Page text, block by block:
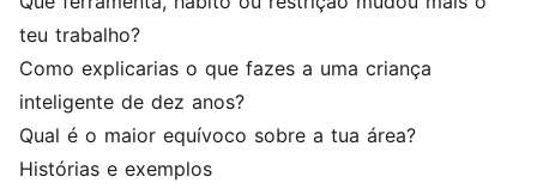
teu trabalho?
Como explicarias o que fazes a uma criança
inteligente de dez anos?
Qual é o maior equívoco sobre a tua área?
Histórias e exemplos